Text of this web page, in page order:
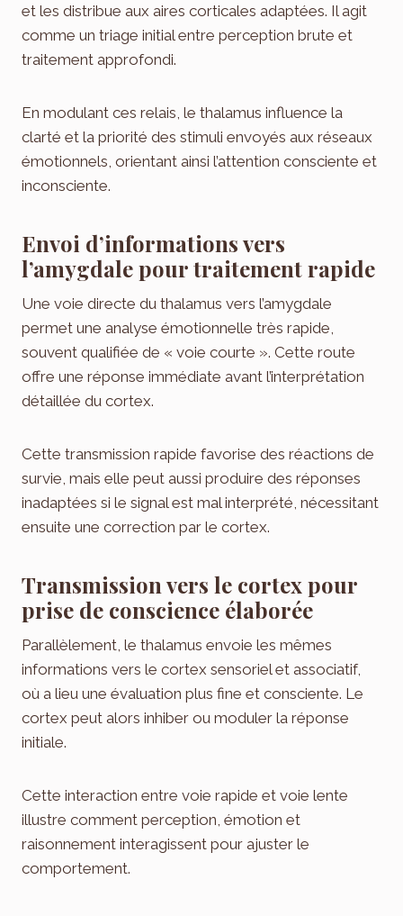
et les distribue aux aires corticales adaptées. Il agit
comme un triage initial entre perception brute et
traitement approfondi.
En modulant ces relais, le thalamus influence la
clarté et la priorité des stimuli envoyés aux réseaux
émotionnels, orientant ainsi l’attention consciente et
inconsciente.
Envoi d’informations vers
l’amygdale pour traitement rapide
Une voie directe du thalamus vers l’amygdale
permet une analyse émotionnelle très rapide,
souvent qualifiée de « voie courte ». Cette route
offre une réponse immédiate avant l’interprétation
détaillée du cortex.
Cette transmission rapide favorise des réactions de
survie, mais elle peut aussi produire des réponses
inadaptées si le signal est mal interprété, nécessitant
ensuite une correction par le cortex.
Transmission vers le cortex pour
prise de conscience élaborée
Parallèlement, le thalamus envoie les mêmes
informations vers le cortex sensoriel et associatif,
où a lieu une évaluation plus fine et consciente. Le
cortex peut alors inhiber ou moduler la réponse
initiale.
Cette interaction entre voie rapide et voie lente
illustre comment perception, émotion et
raisonnement interagissent pour ajuster le
comportement.